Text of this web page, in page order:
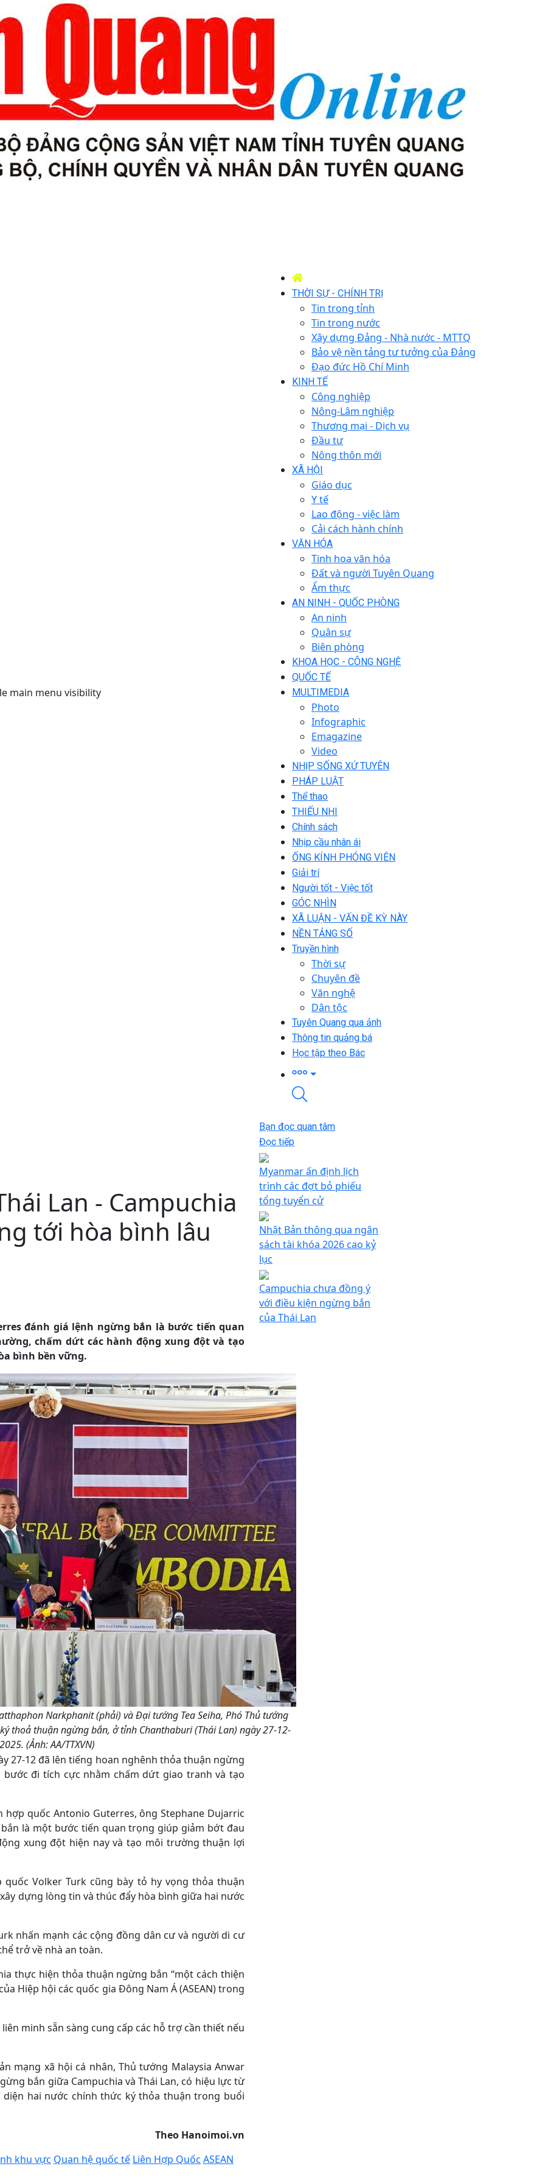
main menu visibility
THỜI SỰ - CHÍNH TRỊ
Tin trong tỉnh
Tin trong nước
Xây dựng Đảng - Nhà nước - MTTQ
Bảo vệ nền tảng tư tưởng của Đảng
Đạo đức Hồ Chí Minh
KINH TẾ
Công nghiệp
Nông-Lâm nghiệp
Thương mại - Dịch vụ
Đầu tư
Nông thôn mới
XÃ HỘI
Giáo dục
Y tế
Lao động - việc làm
Cải cách hành chính
VĂN HÓA
Tinh hoa văn hóa
Đất và người Tuyên Quang
Ẩm thực
AN NINH - QUỐC PHÒNG
An ninh
Quân sự
Biên phòng
KHOA HỌC - CÔNG NGHỆ
QUỐC TẾ
MULTIMEDIA
Photo
Infographic
Emagazine
Video
NHỊP SỐNG XỨ TUYÊN
PHÁP LUẬT
Thể thao
THIẾU NHI
Chính sách
Nhịp cầu nhân ái
ỐNG KÍNH PHÓNG VIÊN
Giải trí
Người tốt - Việc tốt
GÓC NHÌN
XÃ LUẬN - VẤN ĐỀ KỲ NÀY
NỀN TẢNG SỐ
Truyền hình
Thời sự
Chuyên đề
Văn nghệ
Dân tộc
Tuyên Quang qua ảnh
Thông tin quảng bá
Học tập theo Bác
Lan - Campuchia
tới hòa bình lâu
đánh giá lệnh ngừng bắn là bước tiến quan
chấm dứt các hành động xung đột và tạo
bình bền vững.
Narkphanit (phải) và Đại tướng Tea Seiha, Phó Thủ tướng
thoả thuận ngừng bắn, ở tỉnh Chanthaburi (Thái Lan) ngày 27-12-
2025. (Ảnh: AA/TTXVN)
27-12 đã lên tiếng hoan nghênh thỏa thuận ngừng
bước đi tích cực nhằm chấm dứt giao tranh và tạo
quốc Antonio Guterres, ông Stephane Dujarric
là một bước tiến quan trọng giúp giảm bớt đau
xung đột hiện nay và tạo môi trường thuận lợi
Volker Turk cũng bày tỏ hy vọng thỏa thuận
dựng lòng tin và thúc đẩy hòa bình giữa hai nước
nhấn mạnh các cộng đồng dân cư và người di cư
trở về nhà an toàn.
thực hiện thỏa thuận ngừng bắn “một cách thiện
Hiệp hội các quốc gia Đông Nam Á (ASEAN) trong
minh sẵn sàng cung cấp các hỗ trợ cần thiết nếu
mạng xã hội cá nhân, Thủ tướng Malaysia Anwar
bắn giữa Campuchia và Thái Lan, có hiệu lực từ
hai nước chính thức ký thỏa thuận trong buổi
Theo Hanoimoi.vn
khu vực Quan hệ quốc tế Liên Hợp Quốc ASEAN
Bạn đọc quan tâm
Đọc tiếp
Myanmar ấn định lịch
trình các đợt bỏ phiếu
tổng tuyển cử
Nhật Bản thông qua ngân
sách tài khóa 2026 cao kỷ
lục
Campuchia chưa đồng ý
với điều kiện ngừng bắn
của Thái Lan